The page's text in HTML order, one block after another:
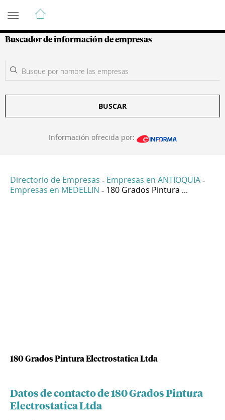
Guía de Empresas Colombianas
Buscador de información de empresas
BUSCAR
Información ofrecida por:
Directorio de Empresas - Empresas en ANTIOQUIA -
Empresas en MEDELLIN - 180 Grados Pintura ...
180 Grados Pintura Electrostatica Ltda
Datos de contacto de 180 Grados Pintura
Electrostatica Ltda